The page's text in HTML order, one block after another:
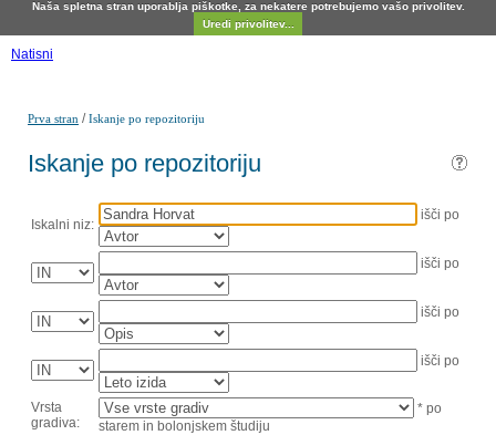
Naša spletna stran uporablja piškotke, za nekatere potrebujemo vašo privolitev.
Uredi privolitev...
Natisni
Prva stran /Iskanje po repozitoriju
Iskanje po repozitoriju
Iskalni niz:
išči po
išči po
išči po
išči po
Vrsta
gradiva:
* po
starem in bolonjskem študiju